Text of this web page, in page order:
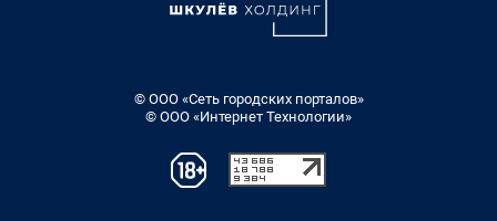
© ООО «Сеть городских порталов»
© ООО «Интернет Технологии»